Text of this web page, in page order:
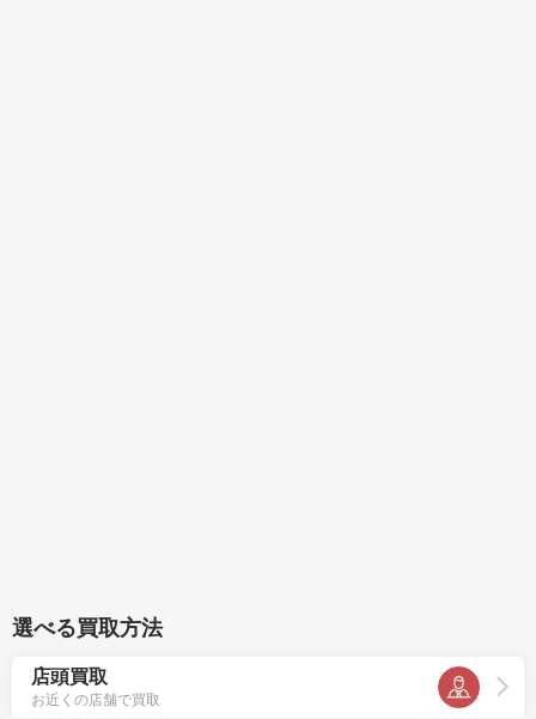
選べる買取方法
店頭買取
お近くの店舗で買取